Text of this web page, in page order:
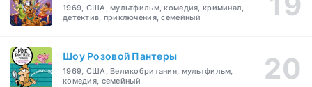
1969, США, мультфильм, комедия, криминал,
детектив, приключения, семейный
Шоу Розовой Пантеры
1969, США, Великобритания, мультфильм,
комедия, семейный